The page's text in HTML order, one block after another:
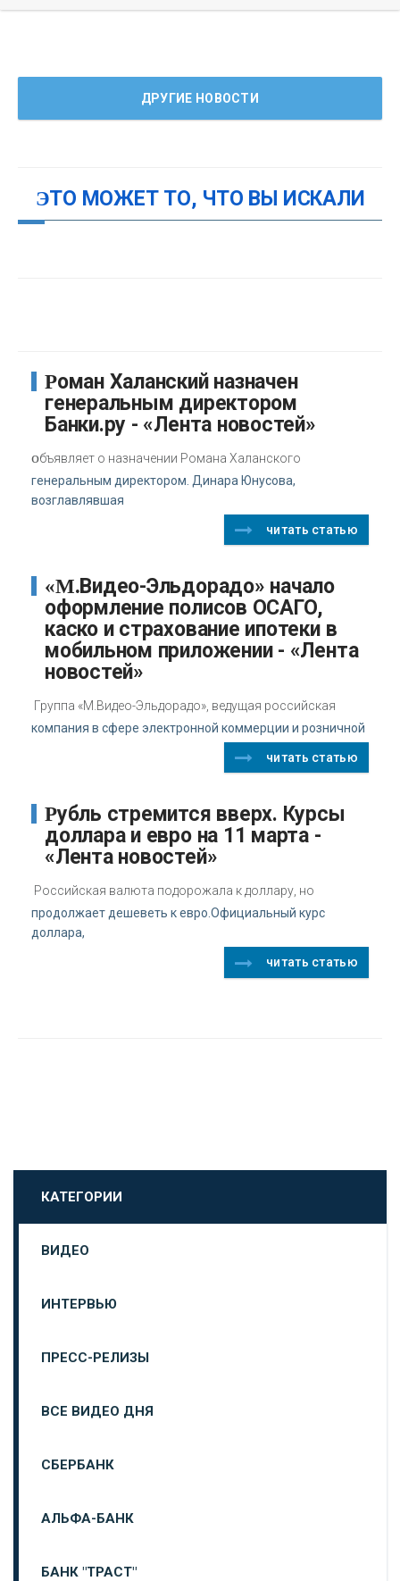
ДРУГИЕ НОВОСТИ
ЭТО МОЖЕТ ТО, ЧТО ВЫ ИСКАЛИ
Роман Халанский назначен
генеральным директором
Банки.ру - «Лента новостей»
объявляет о назначении Романа Халанского
генеральным директором. Динара Юнусова,
возглавлявшая
читать статью
«М.Видео-Эльдорадо» начало
оформление полисов ОСАГО,
каско и страхование ипотеки в
мобильном приложении - «Лента
новостей»
Группа «М.Видео-Эльдорадо», ведущая российская
компания в сфере электронной коммерции и розничной
читать статью
Рубль стремится вверх. Курсы
доллара и евро на 11 марта -
«Лента новостей»
Российская валюта подорожала к доллару, но
продолжает дешеветь к евро.Официальный курс
доллара,
читать статью
КАТЕГОРИИ
ВИДЕО
ИНТЕРВЬЮ
ПРЕСС-РЕЛИЗЫ
ВСЕ ВИДЕО ДНЯ
СБЕРБАНК
АЛЬФА-БАНК
БАНК "ТРАСТ"